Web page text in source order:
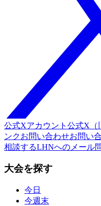
公式Xアカウント 公式X（
ンクお問い合わせお問い
相談するLHNへのメール
大会を探す
今日
今週末